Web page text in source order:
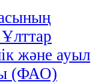
және ауыл
(ФАО)